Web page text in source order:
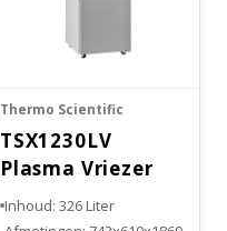
Thermo Scientific
TSX1230LV
Plasma Vriezer
Inhoud: 326 Liter